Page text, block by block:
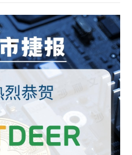
医疗与生命科学
半导体与芯片
汽车与出行
食品与饮料